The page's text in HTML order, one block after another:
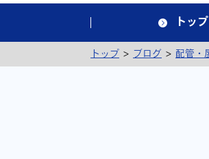
トップ
トップ > ブログ > 配管・